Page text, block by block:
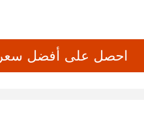
احصل على أفضل سعر